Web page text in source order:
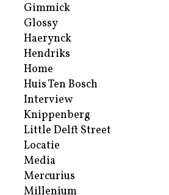
Gimmick
Glossy
Haerynck
Hendriks
Home
Huis Ten Bosch
Interview
Knippenberg
Little Delft Street
Locatie
Media
Mercurius
Millenium